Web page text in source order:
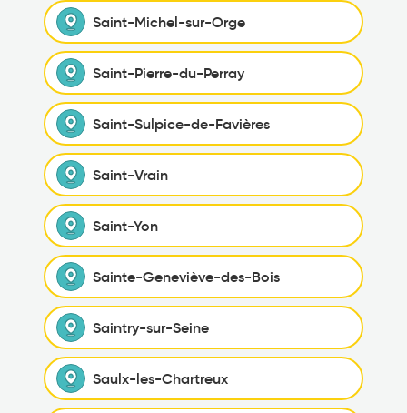
Saint-Michel-sur-Orge
Saint-Pierre-du-Perray
Saint-Sulpice-de-Favières
Saint-Vrain
Saint-Yon
Sainte-Geneviève-des-Bois
Saintry-sur-Seine
Saulx-les-Chartreux